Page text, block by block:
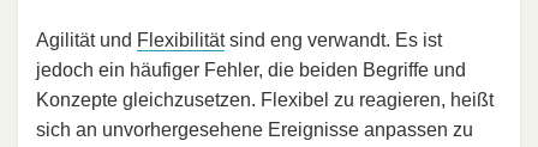
Agilität und Flexibilitätsind eng verwandt. Es ist
jedoch ein häufiger Fehler, die beiden Begriffe und
Konzepte gleichzusetzen. Flexibel zu reagieren, heißt
sich an unvorhergesehene Ereignisse anpassen zu